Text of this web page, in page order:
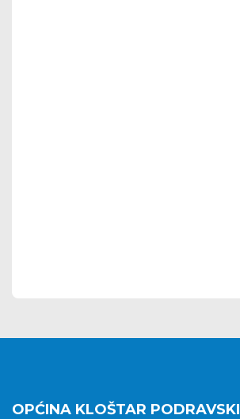
OPĆINA KLOŠTAR PODRAVSKI